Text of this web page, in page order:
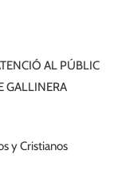
AL PÚBLIC
GALLINERA
y Cristianos